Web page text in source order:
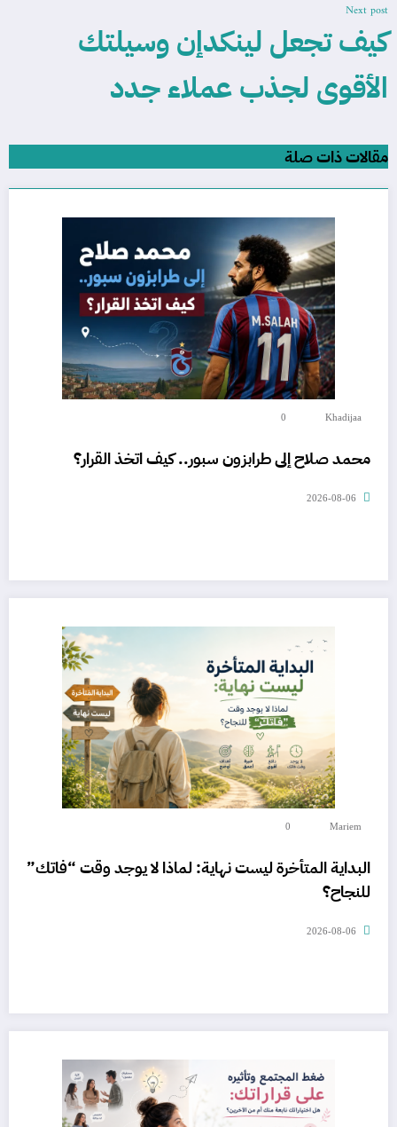
Next post
كيف تجعل لينكدإن وسيلتك
الأقوى لجذب عملاء جدد
مقالات ذات صلة
Khadijaa
0
محمد صلاح إلى طرابزون سبور.. كيف اتخذ القرار؟
2026-08-06
Mariem
0
البداية المتأخرة ليست نهاية: لماذا لا يوجد وقت “فاتك”
للنجاح؟
2026-08-06